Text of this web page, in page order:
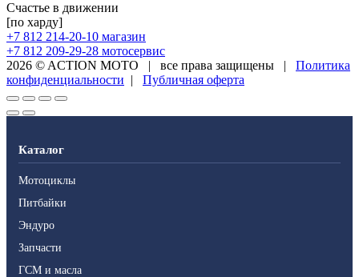
Счастье в движении
[по харду]
+7 812 214-20-10 магазин
+7 812 209-29-28 мотосервис
2026 © ACTION MOTO | все права защищены |
Политика
конфиденциальности | Публичная оферта
Каталог
Мотоциклы
Питбайки
Эндуро
Запчасти
ГСМ и масла